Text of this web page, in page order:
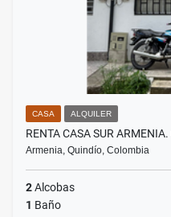
CASA ALQUILER
RENTA CASA SUR
Armenia, Quindío, Colombia
2Alcobas
1 Baño